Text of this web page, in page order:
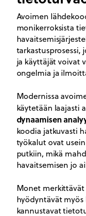
Avoimen
monikerroksista
ja käyttäjät voivat
ongelmia ja
Modernissa
käytetään laajasti
dynaamisen
koodia jatkuvasti
työkalut ovat
putkiin, mikä
havaitsemisen jo
Monet
hyödyntävät
kannustavat